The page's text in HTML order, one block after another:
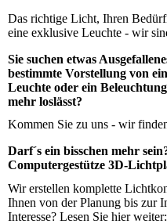
Das richtige Licht, Ihren
eine exklusive Leuchte - wir
Sie suchen etwas
bestimmte Vorstellung von
Leuchte oder ein
mehr loslässt?
Kommen Sie zu uns - wir
Darf´s ein bisschen mehr
Computergestütze 3D-
Wir erstellen komplette
Ihnen von der Planung bis zur
Interesse? Lesen Sie hier weiter: